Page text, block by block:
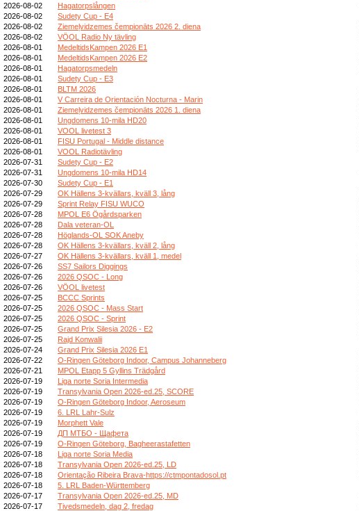
2026-08-02
Hagatorpslången
2026-08-02
Sudety Cup - E4
2026-08-02
Ziemeļvidzemes čempionāts 2026 2. diena
2026-08-02
VÖOL Radio Ny tävling
2026-08-01
MedeltidsKampen 2026 E1
2026-08-01
MedeltidsKampen 2026 E2
2026-08-01
Hagatorpsmedeln
2026-08-01
Sudety Cup - E3
2026-08-01
BLTM 2026
2026-08-01
V Carreira de Orientación Nocturna - Marin
2026-08-01
Ziemeļvidzemes čempionāts 2026 1. diena
2026-08-01
Ungdomens 10-mila HD20
2026-08-01
VOOL livetest 3
2026-08-01
FISU Portugal - Middle distance
2026-08-01
VOOL Radiotävling
2026-07-31
Sudety Cup - E2
2026-07-31
Ungdomens 10-mila HD14
2026-07-30
Sudety Cup - E1
2026-07-29
OK Hällens 3-kvällars, kväll 3, lång
2026-07-29
Sprint Relay FISU WUCO
2026-07-28
MPOL E6 Ögårdsparken
2026-07-28
Dala veteran-OL
2026-07-28
Höglands-OL SOK Aneby
2026-07-28
OK Hällens 3-kvällars, kväll 2, lång
2026-07-27
OK Hällens 3-kvällars, kväll 1, medel
2026-07-26
SS7 Sailors Diggings
2026-07-26
2026 QSOC - Long
2026-07-26
VÖOL livetest
2026-07-25
BCCC Sprints
2026-07-25
2026 QSOC - Mass Start
2026-07-25
2026 QSOC - Sprint
2026-07-25
Grand Prix Silesia 2026 - E2
2026-07-25
Rajd Konwalii
2026-07-24
Grand Prix Silesia 2026 E1
2026-07-22
O-Ringen Göteborg Indoor, Campus Johanneberg
2026-07-21
MPOL Etapp 5 Gyllins Trädgård
2026-07-19
Liga norte Soria Intermedia
2026-07-19
Transylvania Open 2026-ed.25, SCORE
2026-07-19
O-Ringen Göteborg Indoor, Aeroseum
2026-07-19
6. LRL Lahr-Sulz
2026-07-19
Morphett Vale
2026-07-19
ДП МТБО - Щафета
2026-07-19
O-Ringen Göteborg, Bagheerastafetten
2026-07-18
Liga norte Soria Media
2026-07-18
Transylvania Open 2026-ed.25, LD
2026-07-18
Orientação Ribeira Brava-https://ctmpontadosol.pt
2026-07-18
5. LRL Baden-Württemberg
2026-07-17
Transylvania Open 2026-ed.25, MD
2026-07-17
Tivedsmedeln, dag 2, fredag